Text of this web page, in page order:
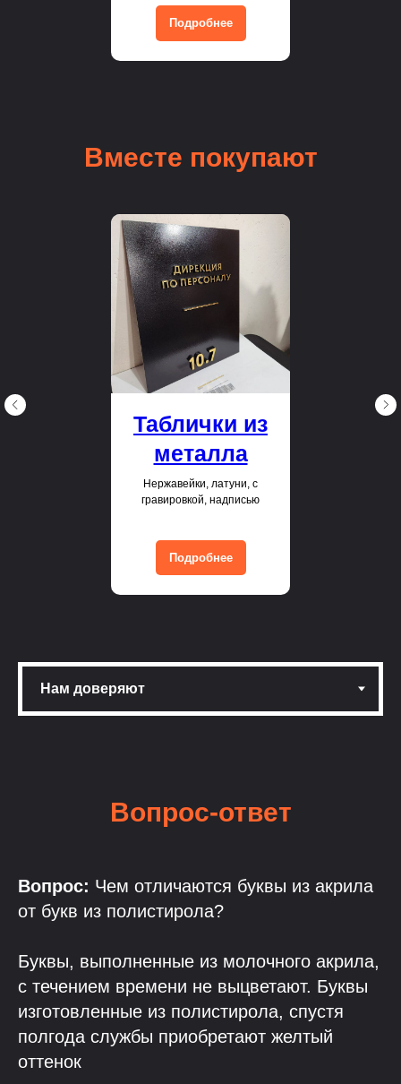
Подробнее
Вместе покупают
Таблички из
металла
Нержавейки, латуни, с
гравировкой, надписью
Подробнее
Вопрос-ответ
Вопрос: Чем отличаются буквы из акрила
от букв из полистирола?
Буквы, выполненные из молочного акрила,
с течением времени не выцветают. Буквы
изготовленные из полистирола, спустя
полгода службы приобретают желтый
оттенок